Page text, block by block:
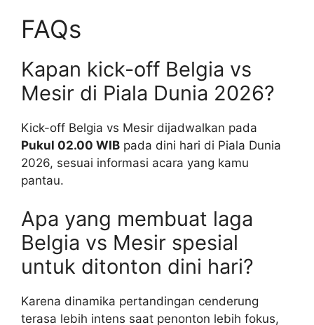
FAQs
Kapan kick-off Belgia vs
Mesir di Piala Dunia 2026?
Kick-off Belgia vs Mesir dijadwalkan pada
Pukul 02.00 WIB pada dini hari di Piala Dunia
2026, sesuai informasi acara yang kamu
pantau.
Apa yang membuat laga
Belgia vs Mesir spesial
untuk ditonton dini hari?
Karena dinamika pertandingan cenderung
terasa lebih intens saat penonton lebih fokus,